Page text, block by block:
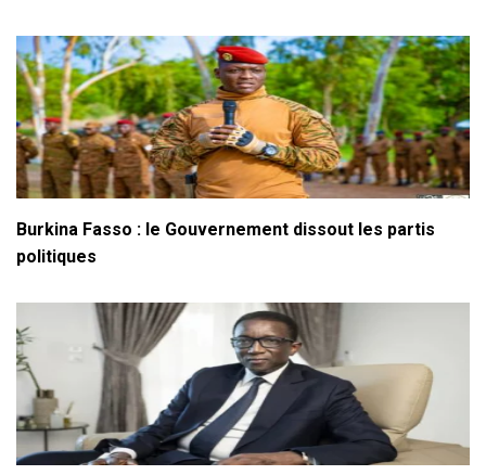
Burkina Fasso : le Gouvernement dissout les partis
politiques